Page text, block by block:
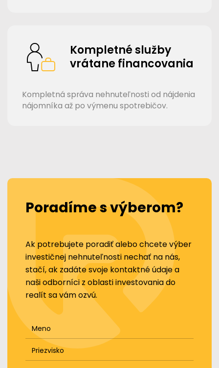
Kompletné služby
vrátane financovania
Kompletná správa nehnuteľnosti od nájdenia
nájomníka až po výmenu spotrebičov.
Poradíme s výberom?
Ak potrebujete poradiť alebo chcete výber
investičnej nehnuteľnosti nechať na nás,
stačí, ak zadáte svoje kontaktné údaje a
naši odborníci z oblasti investovania do
realít sa vám ozvú.
Meno
Priezvisko